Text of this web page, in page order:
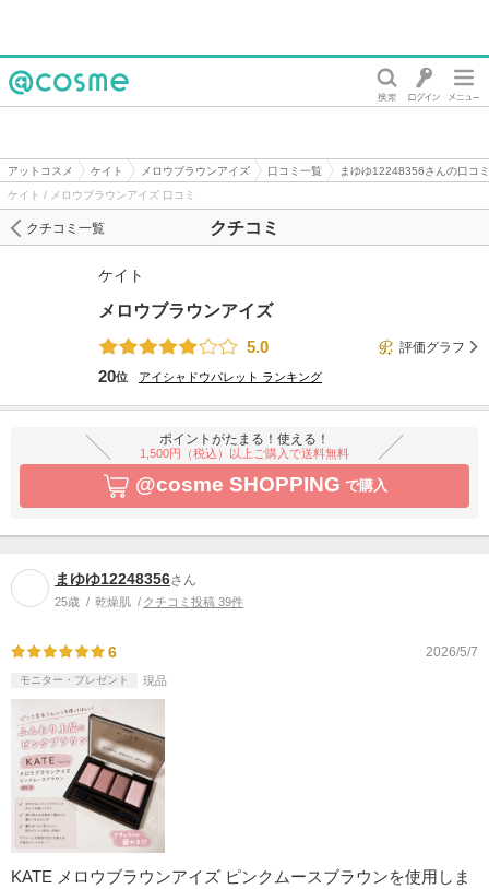
アットコスメ ケイト メロウブラウンアイズ 口コミ一覧
まゆゆ12248356さんの口コミ
ケイト / メロウブラウンアイズ 口コミ
クチコミ
クチコミ一覧
ケイト
メロウブラウンアイズ
5.0
評価グラフ
20位 アイシャドウパレット ランキング
ポイントがたまる！使える！
1,500円（税込）以上ご購入で送料無料
@cosme SHOPPING で購入
まゆゆ12248356さん
25歳 乾燥肌 クチコミ投稿 39件
6 2026/5/7
モニター・プレゼント 現品
KATE メロウブラウンアイズ ピンクムースブラウンを使用しま